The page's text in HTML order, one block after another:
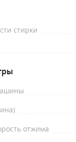
стирки
отжима